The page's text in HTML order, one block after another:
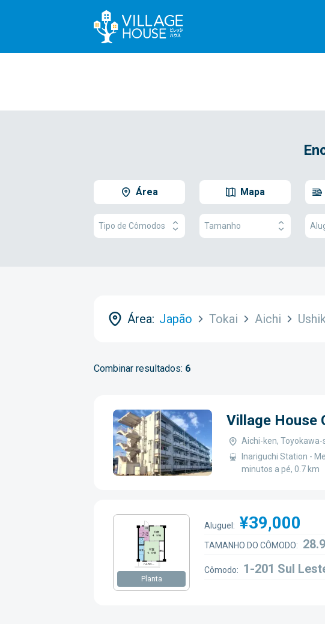
Área Mapa
Tipo de Cômodos Tamanho
Área: Japão Tokai Aichi
Combinar resultados: 6
Village House
Aichi-ken, Toyokawa-
Inariguchi Station -
minutos a pé, 0.7 km
Planta
Aluguel: ¥39,000
TAMANHO DO CÔMODO:
Cômodo: 1-201 Sul